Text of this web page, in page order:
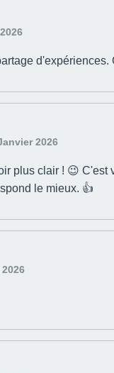
2026
plus clair ! 😉
le mieux. 👍